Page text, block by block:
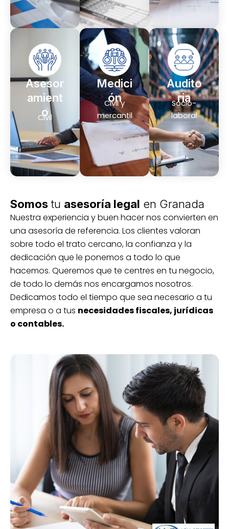
Asesor
amient
o
Civil
Medici
ón
Civil y
mercantil
Audito
ria
Socio-
laboral
Somostu asesoría legal en Granada
Nuestra experiencia y buen hacer nos convierten en
una asesoría de referencia. Los clientes valoran
sobre todo el trato cercano, la confianza y la
dedicación que le ponemos a todo lo que
hacemos. Queremos que te centres en tu negocio,
de todo lo demás nos encargamos nosotros.
Dedicamos todo el tiempo que sea necesario a tu
empresa o a tus necesidades fiscales, jurídicas
o contables.